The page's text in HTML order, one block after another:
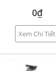
0₫
Xem Chi Tiết